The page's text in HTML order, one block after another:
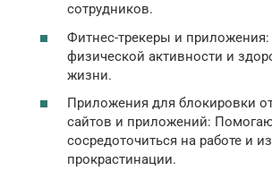
сотрудников.
Фитнес-трекеры и
физической активности и
жизни.
Приложения для блокировки
сайтов и приложений:
сосредоточиться на работе и
прокрастинации.